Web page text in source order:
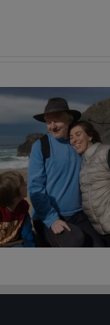
Festa della
punto di vista del Droit